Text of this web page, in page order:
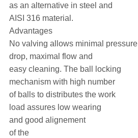
as an alternative in steel and
AISI 316 material.
Advantages
No valving allows minimal pressure
drop, maximal flow and
easy cleaning. The ball locking
mechanism with high number
of balls to distributes the work
load assures low wearing
and good alignement
of the